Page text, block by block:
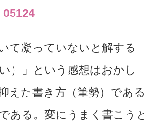
て凝っていないと解する
）」という感想はおかし
えた書き方（筆勢）である
ある。変にうまく書こう